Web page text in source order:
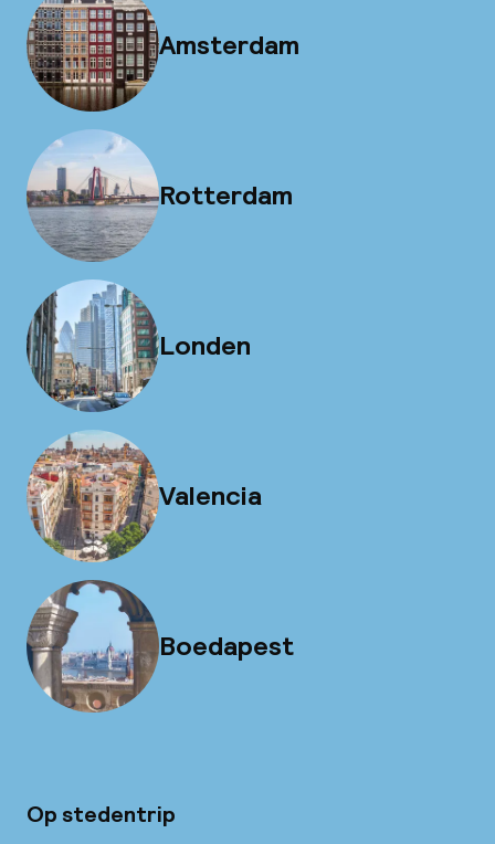
Amsterdam
Rotterdam
Londen
Valencia
Boedapest
Op stedentrip